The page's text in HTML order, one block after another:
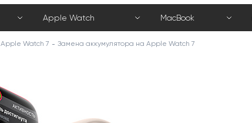
Apple Watch MacBook
Apple Watch 7 Замена аккумулятора на Apple Watch 7